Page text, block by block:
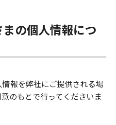
の個人情報につ
報を弊社にご提供される場
のもとで行ってくださいま